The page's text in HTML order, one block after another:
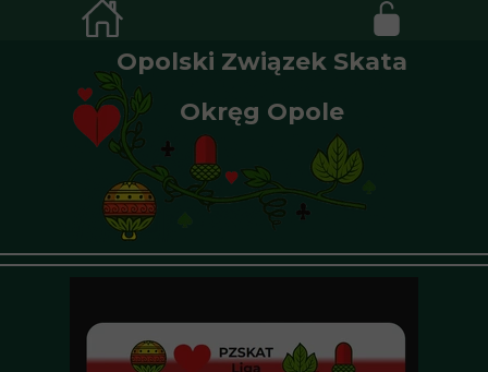
Opolski Związek Skata
Okręg Opole